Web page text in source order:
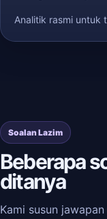
Analitik rasmi untuk
Soalan Lazim
Beberapa
ditanya
Kami susun